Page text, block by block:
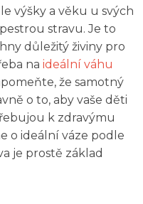
výšky a věku u svých
stravu. Je to
důležitý živiny pro
na ideální váhu
že samotný
o to, aby vaše děti
k zdravýmu
o ideální váze podle
je prostě základ